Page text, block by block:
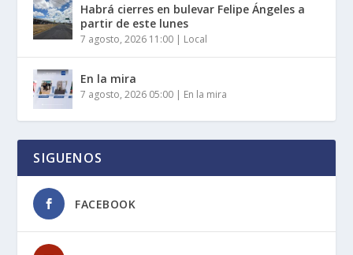
Habrá cierres en bulevar Felipe Ángeles a
partir de este lunes
7 agosto, 2026 11:00 | Local
En la mira
7 agosto, 2026 05:00 | En la mira
SIGUENOS
FACEBOOK